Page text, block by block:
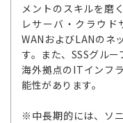
メントのスキルを磨
レサーバ・クラウ
WANおよびLANのネ
す。また、SSSグル
海外拠点のITインフ
能性があります。
※中長期的には、ソ